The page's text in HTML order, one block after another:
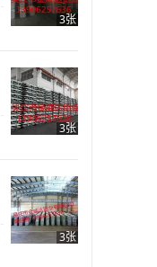
3张
3张
3张